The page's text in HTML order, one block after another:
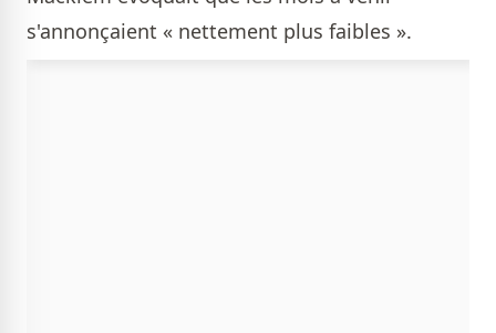
s'annonçaient « nettement plus faibles ».